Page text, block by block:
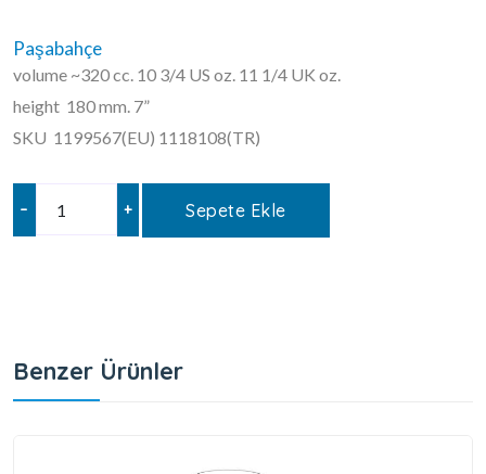
Paşabahçe
volume ~320 cc. 10 3/4 US oz. 11 1/4 UK oz.
height 180 mm. 7”
SKU 1199567(EU) 1118108(TR)
– + Sepete Ekle
Benzer Ürünler